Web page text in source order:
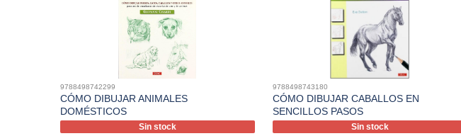
9788498742299
CÓMO DIBUJAR ANIMALES
DOMÉSTICOS
Sin stock
9788498743180
CÓMO DIBUJAR CABALLOS EN
SENCILLOS PASOS
Sin stock